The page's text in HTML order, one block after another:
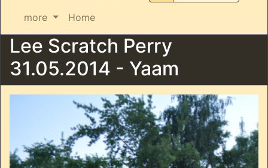
more
Home
Lee Scratch Perry
31.05.2014 - Yaam